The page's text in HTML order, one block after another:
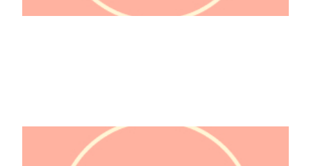
Paloma @espagnol.france